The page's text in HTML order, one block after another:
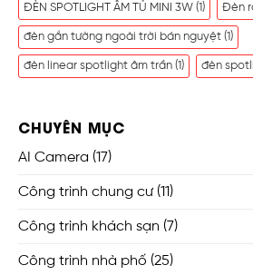
ĐÈN SPOTLIGHT ÂM TỦ MINI 3W (1) Đèn
đèn gắn tường ngoài trời bán nguyệt (1)
đèn linear spotlight âm trần (1) đèn
CHUYÊN MỤC
AI Camera (17)
Công trình chung cư(11)
Công trình khách sạn (7)
Công trình nhà phố (25)